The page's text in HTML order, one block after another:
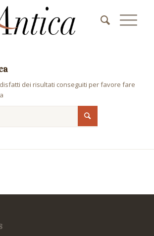
dei risultati conseguiti per favore fare